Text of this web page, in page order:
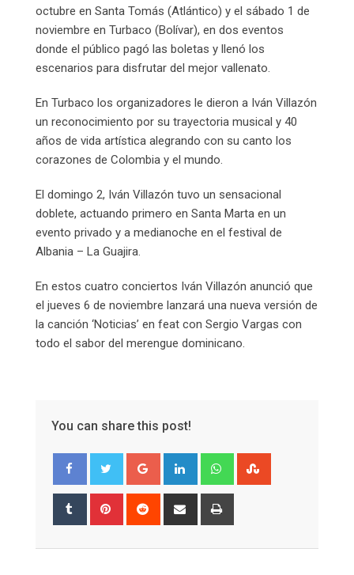
octubre en Santa Tomás (Atlántico) y el sábado 1 de
noviembre en Turbaco (Bolívar), en dos eventos
donde el público pagó las boletas y llenó los
escenarios para disfrutar del mejor vallenato.
En Turbaco los organizadores le dieron a Iván Villazón
un reconocimiento por su trayectoria musical y 40
años de vida artística alegrando con su canto los
corazones de Colombia y el mundo.
El domingo 2, Iván Villazón tuvo un sensacional
doblete, actuando primero en Santa Marta en un
evento privado y a medianoche en el festival de
Albania – La Guajira.
En estos cuatro conciertos Iván Villazón anunció que
el jueves 6 de noviembre lanzará una nueva versión de
la canción ‘Noticias’ en feat con Sergio Vargas con
todo el sabor del merengue dominicano.
You can share this post!
Google+ LinkedIn Whatsapp
Tumblr Pinterest Reddit
Share